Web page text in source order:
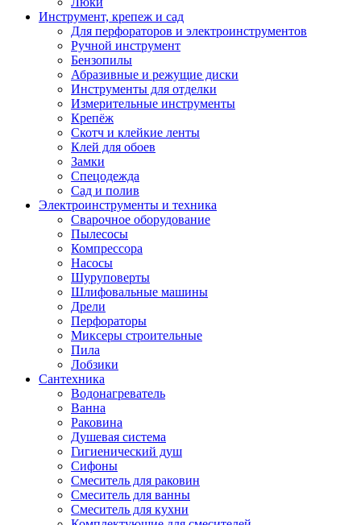
Инструмент, крепеж и сад
Для перфораторов и электроинструментов
Ручной инструмент
Бензопилы
Абразивные и режущие диски
Инструменты для отделки
Измерительные инструменты
Крепёж
Скотч и клейкие ленты
Клей для обоев
Замки
Спецодежда
Сад и полив
Электроинструменты и техника
Сварочное оборудование
Пылесосы
Компрессора
Насосы
Шуруповерты
Шлифовальные машины
Дрели
Перфораторы
Миксеры строительные
Пила
Лобзики
Сантехника
Водонагреватель
Ванна
Раковина
Душевая система
Гигиенический душ
Сифоны
Смеситель для раковин
Смеситель для ванны
Смеситель для кухни